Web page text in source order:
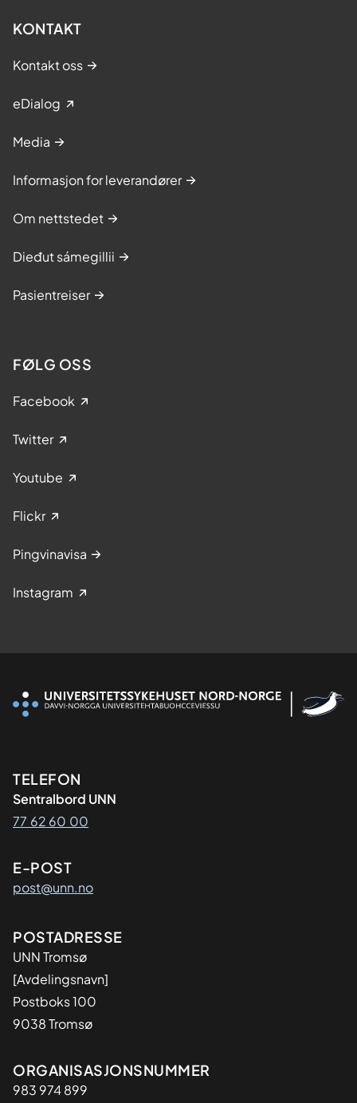
KONTAKT
Kontakt oss
eDialog
Media
Informasjon for leverandører
Om nettstedet
Dieđut sámegillii
Pasientreiser
FØLG OSS
Facebook
Twitter
Youtube
Flickr
Pingvinavisa
Instagram
Kontaktinformasjon
TELEFON
Sentralbord UNN
77 62 60 00
E-POST
post@unn.no
Adresse
POSTADRESSE
UNN Tromsø
[Avdelingsnavn]
Postboks 100
9038 Tromsø
Organisasjon
ORGANISASJONSNUMMER
983 974 899